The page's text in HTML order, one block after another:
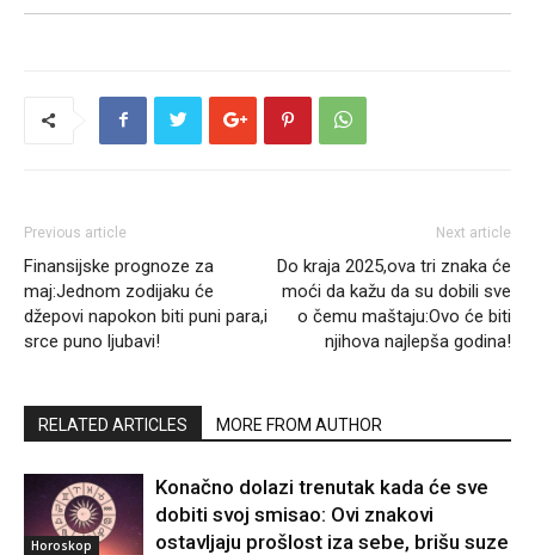
Previous article
Finansijske prognoze za
maj:Jednom zodijaku će
džepovi napokon biti puni para,i
srce puno ljubavi!
Next article
Do kraja 2025,ova tri znaka će
moći da kažu da su dobili sve
o čemu maštaju:Ovo će biti
njihova najlepša godina!
RELATED ARTICLES MORE FROM AUTHOR
Horoskop
Konačno dolazi trenutak kada će sve
dobiti svoj smisao: Ovi znakovi
ostavljaju prošlost iza sebe, brišu suze